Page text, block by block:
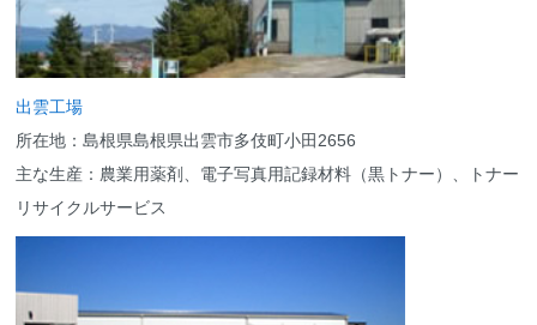
出雲工場
所在地：島根県島根県出雲市多伎町小田2656
主な生産：農業用薬剤、電子写真用記録材料（黒トナー）、トナー
リサイクルサービス